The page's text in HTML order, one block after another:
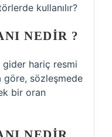
kullanılır?
NEDIR ?
hariç resmi
göre, sözleşmede
bir oran